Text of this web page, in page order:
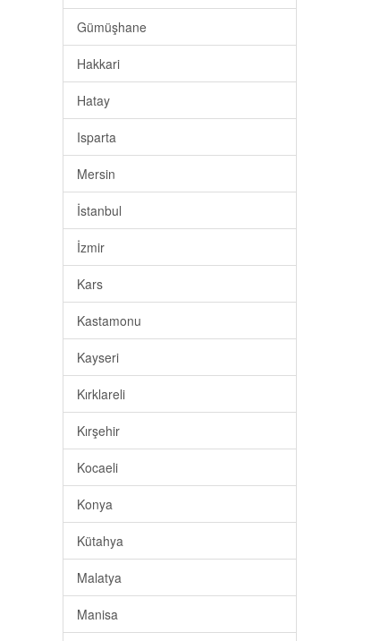
Gümüşhane
Hakkari
Hatay
Isparta
Mersin
İstanbul
İzmir
Kars
Kastamonu
Kayseri
Kırklareli
Kırşehir
Kocaeli
Konya
Kütahya
Malatya
Manisa